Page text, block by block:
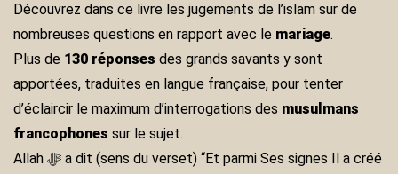
Découvrez dans ce livre les jugements de l’islam sur de
nombreuses questions en rapport avec le mariage.
Plus de 130 réponses des grands savants y sont
apportées, traduites en langue française, pour tenter
d’éclaircir le maximum d’interrogations des musulmans
francophones sur le sujet.
Allah ﷻ a dit (sens du verset) “Et parmi Ses signes Il a créé